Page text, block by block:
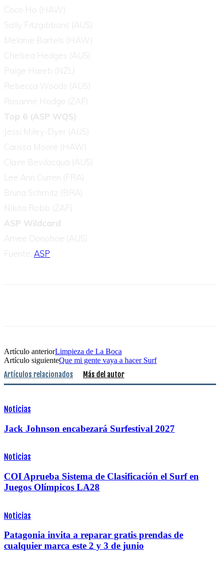
Coco Ho (HAW)
Sally Fitzgibbons (AUS)
Melanie Bartels (HAW)
Chelsea Hedges (AUS)
Paige Hareb (NZL)
Rebecca Woods (AUS)
Rosanne Hodge (ZAF)
Top 6 (ASP WQS)
Jessi Miley-Dyer (AUS)
Carissa Moore (HAW)
Claire Bevilacqua (AUS)
Lee Ann Curren (FRA)
Bruna Schmitz (BRA)
Nikita Robb (ZAF)
ASP Wildcard
Amee Donohoe (AUS)
Fuente: ASP
Artículo anteriorLimpieza de La Boca
Artículo siguienteQue mi gente vaya a hacer Surf
Artículos relacionados Más del autor
Noticias
Jack Johnson encabezará Surfestival 2027
Noticias
COI Aprueba Sistema de Clasificación el Surf en
Juegos Olímpicos LA28
Noticias
Patagonia invita a reparar gratis prendas de
cualquier marca este 2 y 3 de junio